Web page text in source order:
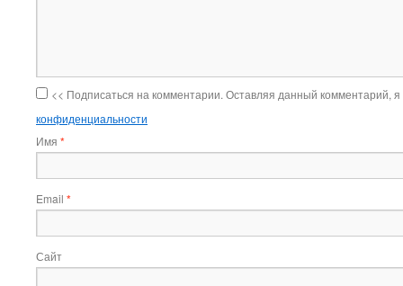
<< Подписаться на комментарии. Оставляя данный комментарий,
конфиденциальности
Имя *
Email *
Сайт